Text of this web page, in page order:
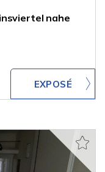
nahe